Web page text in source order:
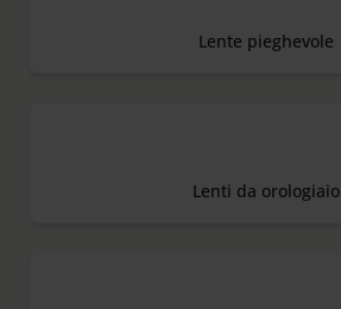
Lente pieghevole
Lenti da orologiaio